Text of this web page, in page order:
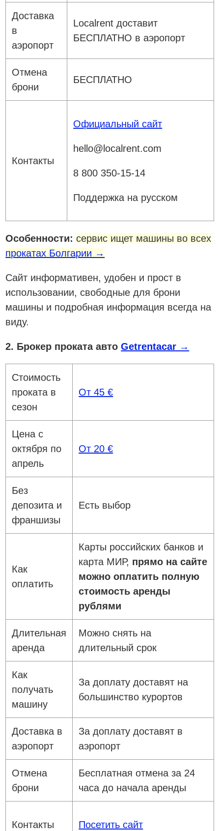
Доставка
в
аэропорт
Localrent доставит
БЕСПЛАТНО в аэропорт
Отмена
брони
БЕСПЛАТНО
Контакты
Официальный сайт
hello@localrent.com
8 800 350-15-14
Поддержка на русском
Особенности: сервис ищет машины во всех
прокатах Болгарии →
Сайт информативен, удобен и прост в
использовании, свободные для брони
машины и подробная информация всегда на
виду.
2. Брокер проката автоGetrentacar →
Стоимость
проката в
сезон
От 45 €
Цена с
октября по
апрель
От 20 €
Без
депозита и
франшизы
Есть выбор
Как
оплатить
Карты российских банков и
карта МИР, прямо на сайте
можно оплатить полную
стоимость аренды
рублями
Длительная
аренда
Можно снять на
длительный срок
Как
получать
машину
За доплату доставят на
большинство курортов
Доставка в
аэропорт
За доплату доставят в
аэропорт
Отмена
брони
Бесплатная отмена за 24
часа до начала аренды
Контакты Посетить сайт